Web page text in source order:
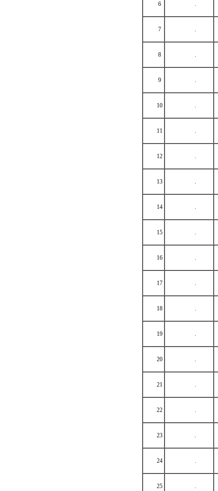
6 .
7 .
8 .
9 .
10 .
11 .
12 .
13 .
14 .
15 .
16 .
17 .
18 .
19 .
20 .
21 .
22 .
23 .
24 .
25 .